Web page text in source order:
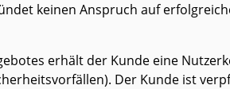
keinen Anspruch auf
erhält der Kunde eine
Der Kunde ist